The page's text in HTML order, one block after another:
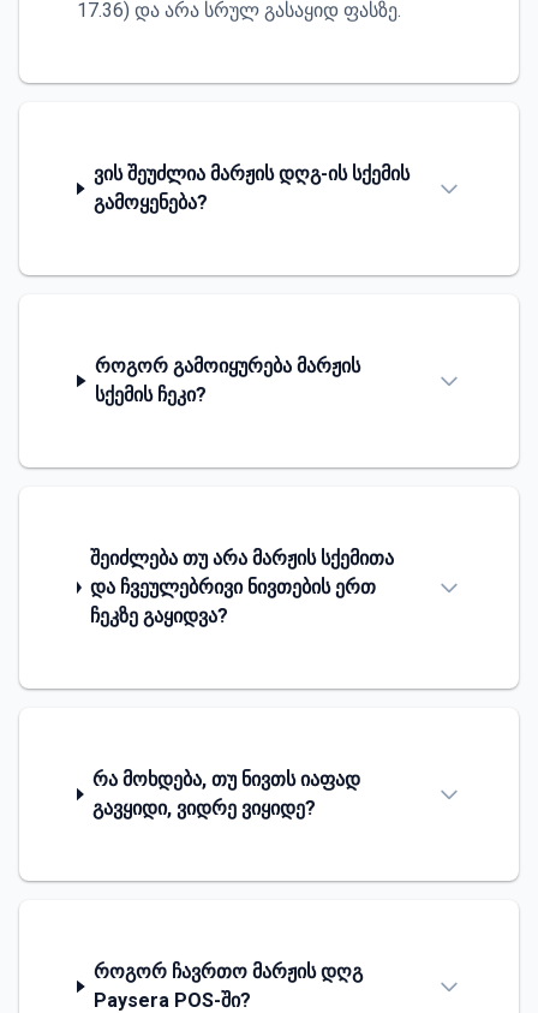
17.36) და არა სრულ გასაყიდ ფასზე.
ვის შეუძლია მარჟის დღგ-ის სქემის
გამოყენება?
როგორ გამოიყურება მარჟის
სქემის ჩეკი?
შეიძლება თუ არა მარჟის სქემითა
და ჩვეულებრივი ნივთების ერთ
ჩეკზე გაყიდვა?
რა მოხდება, თუ ნივთს იაფად
გავყიდი, ვიდრე ვიყიდე?
როგორ ჩავრთო მარჟის დღგ
Paysera POS-ში?